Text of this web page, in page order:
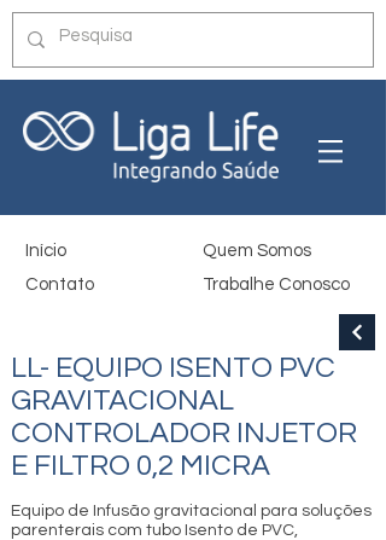
Início
Contato
Quem Somos
Trabalhe Conosco
LL- EQUIPO ISENTO PVC
GRAVITACIONAL
CONTROLADOR INJETOR
E FILTRO 0,2 MICRA
Equipo de Infusão gravitacional para soluções
parenterais com tubo Isento de PVC,